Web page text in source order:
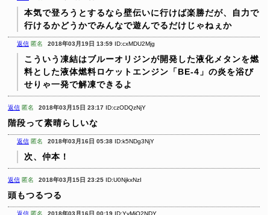
本気で登ろうとするなら壁伝いに行けば楽勝だが、自力で
行けるかどうかでみんなで遊んでるだけじゃねぇか
返信 匿名 2018年03月19日 13:59 ID:cxMDU2Mjg
こういう凍結はブルーオリジンが開発した液化メタンを燃
料とした液体燃料ロケットエンジン「BE-4」の炎を浴び
せりゃ一発で解凍できるよ
返信 匿名 2018年03月15日 23:17 ID:czODQzNjY
階段って素晴らしいな
返信 匿名 2018年03月16日 05:38 ID:k5NDg3NjY
次、仲本！
返信 匿名 2018年03月15日 23:25 ID:U0NjkxNzI
頭もつるつる
返信 匿名 2018年03月16日 00:19 ID:YyMjQ2NDY